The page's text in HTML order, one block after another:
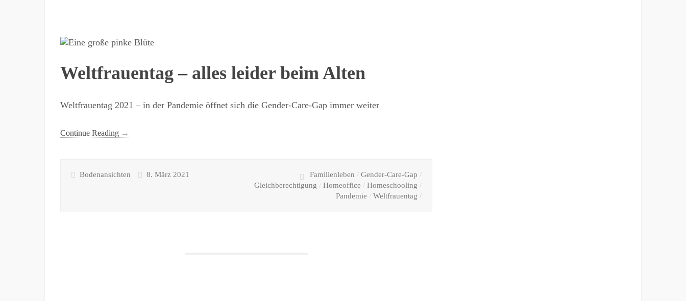
Weltfrauentag – alles leider beim Alten
Weltfrauentag 2021 – in der Pandemie öffnet sich die Gender-Care-Gap immer weiter
Continue Reading →
Bodenansichten 8. März 2021 Familienleben / Gender-Care-Gap /
Gleichberechtigung / Homeoffice / Homeschooling /
Pandemie / Weltfrauentag /